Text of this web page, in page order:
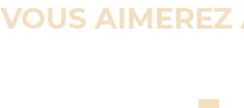
VOUS AIMEREZ